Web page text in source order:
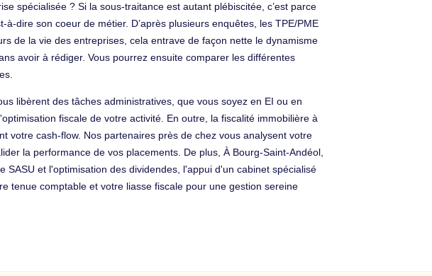
spécialisée ? Si la sous-traitance est autant plébiscitée, c’est parce
dire son coeur de métier. D’après plusieurs enquêtes, les TPE/PME
de la vie des entreprises, cela entrave de façon nette le dynamisme
avoir à rédiger. Vous pourrez ensuite comparer les différentes
libèrent des tâches administratives, que vous soyez en EI ou en
fiscale de votre activité. En outre, la fiscalité immobilière à
votre cash-flow. Nos partenaires près de chez vous analysent votre
la performance de vos placements. De plus, À Bourg-Saint-Andéol,
et l'optimisation des dividendes, l'appui d'un cabinet spécialisé
tenue comptable et votre liasse fiscale pour une gestion sereine